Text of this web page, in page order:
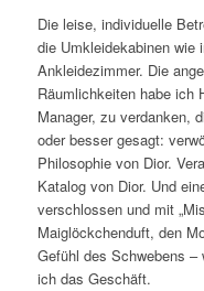
Die leise, individuelle
die Umkleidekabinen wie
Ankleidezimmer. Die
Räumlichkeiten habe ich
Manager, zu verdanken,
oder besser gesagt:
Philosophie von Dior.
Katalog von Dior. Und
verschlossen und mit
Maiglöckchenduft, den
Gefühl des Schwebens –
ich das Geschäft.